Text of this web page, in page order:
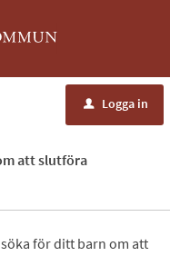
u Logga in
att slutföra
för ditt barn om att